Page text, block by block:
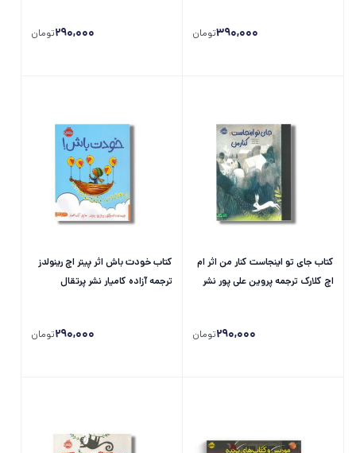
390,000تومان 290,000تومان
کتاب جای تو اینجاست کنار من اثر ام
اچ کلارک ترجمه پروین علی پور نشر
290,000تومان
کتاب خودت باش اثر پیتر اچ رینولدز
ترجمه آزاده کامیار نشر پرتقال
290,000تومان